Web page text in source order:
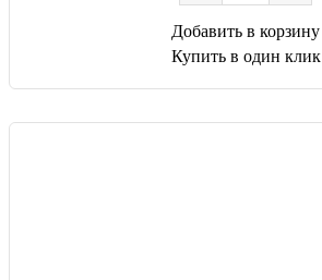
Добавить в корзину
Купить в один клик